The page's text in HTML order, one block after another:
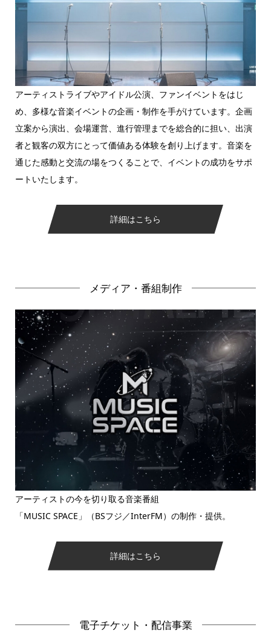
アーティストライブやアイドル公演、ファンイベントをはじ
め、多様な音楽イベントの企画・制作を手がけています。企画
立案から演出、会場運営、進行管理までを総合的に担い、出演
者と観客の双方にとって価値ある体験を創り上げます。音楽を
通じた感動と交流の場をつくることで、イベントの成功をサポ
ートいたします。
詳細はこちら
メディア・番組制作
アーティストの今を切り取る音楽番組
「MUSIC SPACE」（BSフジ／InterFM）の制作・提供。
詳細はこちら
電子チケット・配信事業